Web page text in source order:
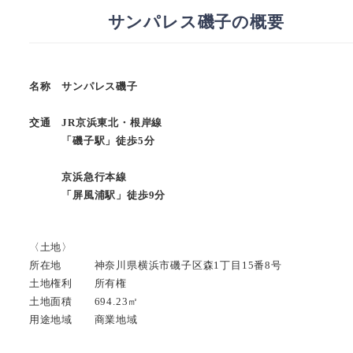
サンパレス磯子の概要
名称 サンパレス磯子
交通 JR京浜東北・根岸線
「磯子駅」徒歩5分
京浜急行本線
「屏風浦駅」徒歩9分
〈土地〉
所在地 神奈川県横浜市磯子区森1丁目15番8号
土地権利 所有権
土地面積 694.23㎡
用途地域 商業地域